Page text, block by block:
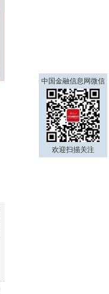
中国金融信息网微信
欢迎扫描关注